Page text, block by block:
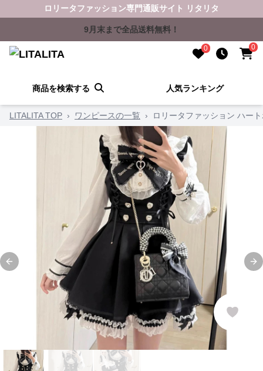
ロリータファッション専門通販サイト リタリタ
9月末まで全品送料無料！
0 0
商品を検索する 人気ランキング
LITALITA TOP › ワンピースの一覧 › ロリータファッション ハー
Previous slide